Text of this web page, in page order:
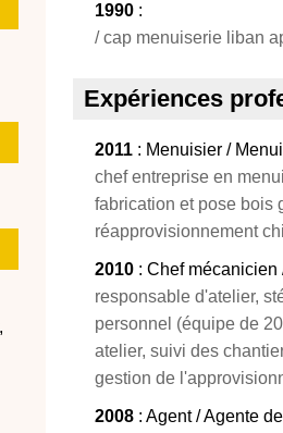
1990 :
/ cap menuiserie liban
Expériences
2011 : Menuisier /
chef entreprise en
fabrication et pose bois
réapprovisionnement
2010 : Chef
responsable d'atelier,
personnel (équipe de
atelier, suivi des
gestion de
2008 : Agent / Agente